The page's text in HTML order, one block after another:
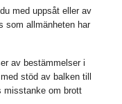
med uppsåt eller av
som allmänheten har
av bestämmelser i
stöd av balken till
misstanke om brott